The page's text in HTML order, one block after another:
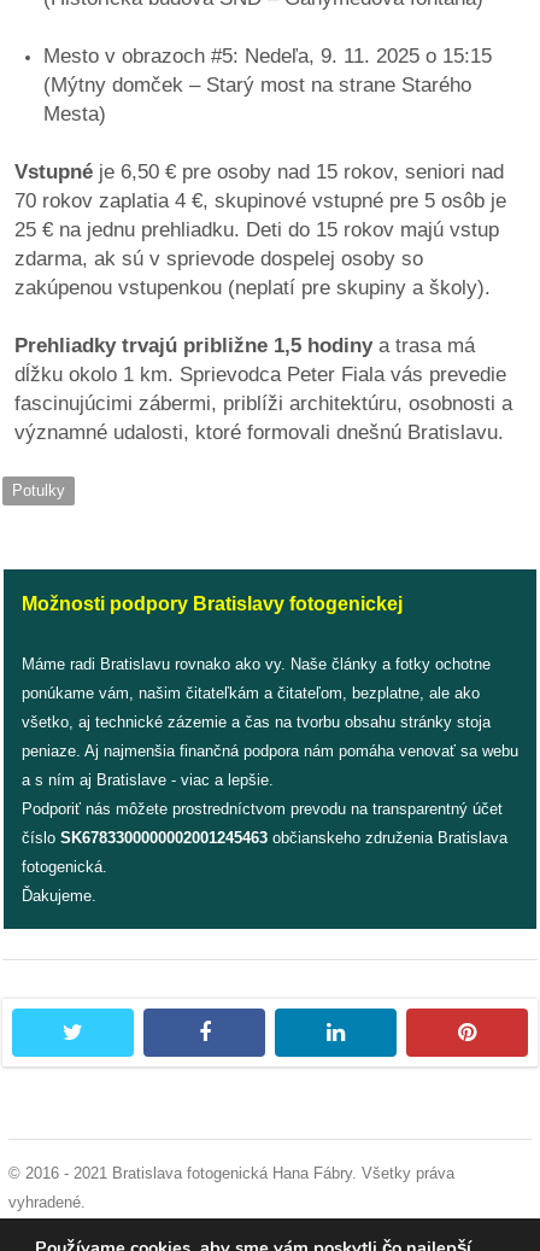
zázemie
Mesto v obrazoch #5: Nedeľa, 9. 11. 2025 o 15:15
(Mýtny domček – Starý most na strane Starého
Mesta)
Vstupné je 6,50 € pre osoby nad 15 rokov, seniori nad
70 rokov zaplatia 4 €, skupinové vstupné pre 5 osôb je
25 € na jednu prehliadku. Deti do 15 rokov majú vstup
zdarma, ak sú v sprievode dospelej osoby so
zakúpenou vstupenkou (neplatí pre skupiny a školy).
Prehliadky trvajú približne 1,5 hodinya trasa má
dĺžku okolo 1 km. Sprievodca Peter Fiala vás prevedie
fascinujúcimi zábermi, priblíži architektúru, osobnosti a
významné udalosti, ktoré formovali dnešnú Bratislavu.
Potulky
Možnosti podpory Bratislavy fotogenickej
Máme radi Bratislavu rovnako ako vy. Naše články a fotky ochotne
ponúkame vám, našim čitateľkám a čitateľom, bezplatne, ale ako
všetko, aj technické zázemie a čas na tvorbu obsahu stránky stoja
peniaze. Aj najmenšia finančná podpora nám pomáha venovať sa webu
a s ním aj Bratislave - viac a lepšie.
Podporiť nás môžete prostredníctvom prevodu na transparentný účet
číslo SK6783300000002001245463 občianskeho združenia Bratislava
fotogenická.
Ďakujeme.
facebook linkedin
© 2016 - 2021 Bratislava fotogenická Hana Fábry. Všetky práva
vyhradené.